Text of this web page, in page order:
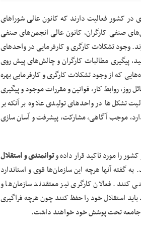
حال حاضر ۵ تشکل عالی کشوری در کشور فعالیت دارند که کانون عالی شوراهای
صنفی کارگران، کانون عالی انجمن‌های صنفی
وجود تشکلات کارگری و کارفرمایی در واحدهای
پیگیری مطالبات کارگران و چالش‌های پیش روی
که از وجود تشکلات کارگری و کارفرمایی بهره
روابط کار، قوانین و مقررات موجود و پیگیری
تشکل‌ها در واحدهای تولیدی علاوه بر آنکه بر
موجب آگاهی، مشارکت، پیشرفت و آسان سازی
را مورد تاکید قرار داده وتوانمندی و استقلال
گفته آنها هرچه این سازمان‌ها قوی و استاندارد
فعالان کارگری نیز معتقدند سازمان‌ها و
باید استقلال خود را حفظ کنند چون هرچه فراگیری
جامعه تحت پوشش خود خواهند داشت.